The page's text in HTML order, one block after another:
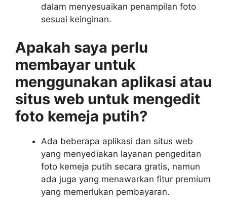
dalam menyesuaikan penampilan foto
sesuai keinginan.
Apakah saya perlu
membayar untuk
menggunakan aplikasi atau
situs web untuk mengedit
foto kemeja putih?
Ada beberapa aplikasi dan situs web
yang menyediakan layanan pengeditan
foto kemeja putih secara gratis, namun
ada juga yang menawarkan fitur premium
yang memerlukan pembayaran.